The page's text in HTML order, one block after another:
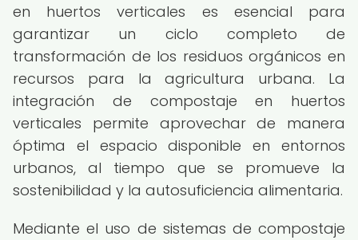
en huertos verticales es esencial para
garantizar un ciclo completo de
transformación de los residuos orgánicos en
recursos para la agricultura urbana. La
integración de compostaje en huertos
verticales permite aprovechar de manera
óptima el espacio disponible en entornos
urbanos, al tiempo que se promueve la
sostenibilidad y la autosuficiencia alimentaria.
Mediante el uso de sistemas de compostaje